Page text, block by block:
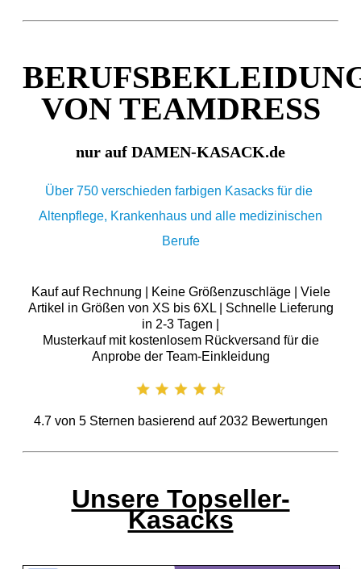
VON TEAMDRESS
nur auf DAMEN-KASACK.de
Über 750 verschieden farbigen Kasacks für die
Altenpflege, Krankenhaus und alle medizinischen
Berufe
Kauf auf Rechnung | Keine Größenzuschläge | Viele
Artikel in Größen von XS bis 6XL | Schnelle Lieferung
in 2-3 Tagen |
Musterkauf mit kostenlosem Rückversand für die
Anprobe der Team-Einkleidung
4.7von 5Sternen basierend auf 2032 Bewertungen
Unsere Topseller-
Kasacks